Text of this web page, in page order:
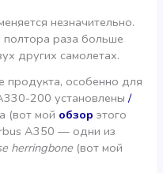
незначительно.
раза больше
других самолетах.
продукта, особенно для
200 установлены/
(вот мой обзор этого
A350 — одни из
herringbone (вот мой